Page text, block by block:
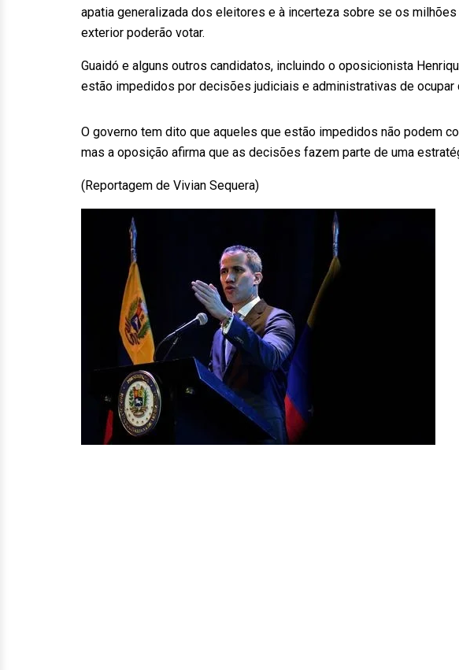
apatia generalizada dos eleitores e à incerteza sobre se os
exterior poderão votar.
Guaidó e alguns outros candidatos, incluindo o oposicionista
estão impedidos por decisões judiciais e administrativas de ocupar
O governo tem dito que aqueles que estão impedidos não podem
mas a oposição afirma que as decisões fazem parte de uma
(Reportagem de Vivian Sequera)